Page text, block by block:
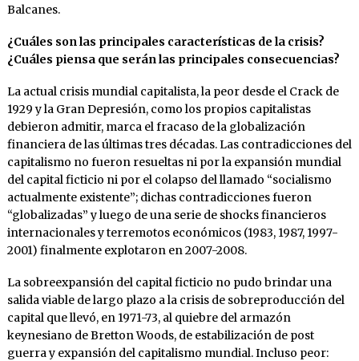
Balcanes.
¿Cuáles son las principales características de la crisis?
¿Cuáles piensa que serán las principales consecuencias?
La actual crisis mundial capitalista, la peor desde el Crack de
1929 y la Gran Depresión, como los propios capitalistas
debieron admitir, marca el fracaso de la globalización
financiera de las últimas tres décadas. Las contradicciones del
capitalismo no fueron resueltas ni por la expansión mundial
del capital ficticio ni por el colapso del llamado “socialismo
actualmente existente”; dichas contradicciones fueron
“globalizadas” y luego de una serie de shocks financieros
internacionales y terremotos económicos (1983, 1987, 1997-
2001) finalmente explotaron en 2007-2008.
La sobreexpansión del capital ficticio no pudo brindar una
salida viable de largo plazo a la crisis de sobreproducción del
capital que llevó, en 1971-73, al quiebre del armazón
keynesiano de Bretton Woods, de estabilización de post
guerra y expansión del capitalismo mundial. Incluso peor: